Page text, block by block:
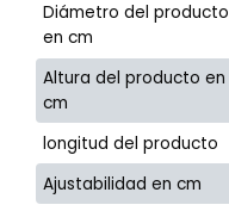
Diámetro del producto
en cm
Altura del producto en
cm
longitud del producto
Ajustabilidad en cm